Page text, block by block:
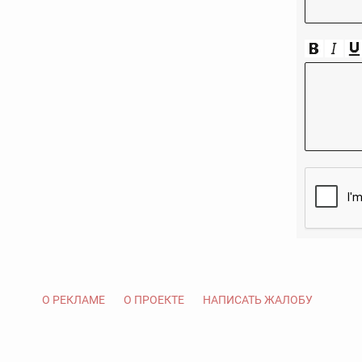
О РЕКЛАМЕ О ПРОЕКТЕ НАПИСАТЬ ЖАЛОБУ